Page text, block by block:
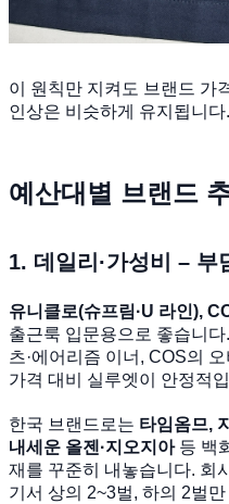
이 원칙만 지켜도 브랜드 가
인상은 비슷하게 유지됩니다.
예산대별 브랜드
1. 데일리·가성비 – 부
유니클로(슈프림·U 라인),
출근룩 입문용으로 좋습니
츠·에어리즘 이너, COS의
가격 대비 실루엣이 안정적
한국 브랜드로는 타임옴므,
내세운 올젠·지오지아등 백
재를 꾸준히 내놓습니다. 회
기서 상의 2~3벌, 하의 2벌